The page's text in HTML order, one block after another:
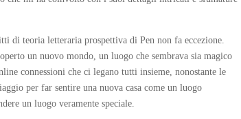
di teoria letteraria prospettiva di Pen non fa eccezione.
un nuovo mondo, un luogo che sembrava sia magico
connessioni che ci legano tutti insieme, nonostante le
per far sentire una nuova casa come un luogo
un luogo veramente speciale.